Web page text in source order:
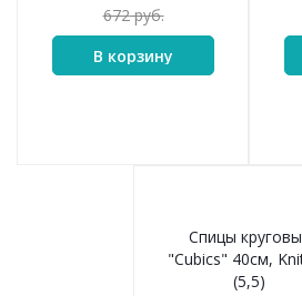
672руб.
В корзину
Спицы
"Cubics" 40см,
(5,5)